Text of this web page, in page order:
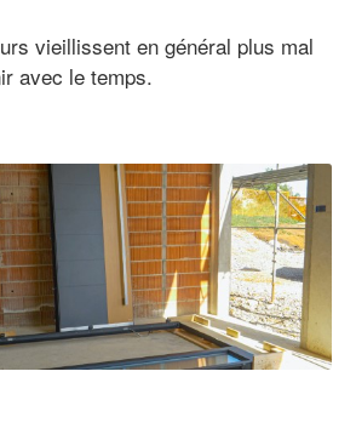
vieillissent en général plus mal
avec le temps.